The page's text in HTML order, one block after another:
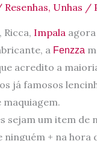
Resenhas, Unhas /
Ricca, Impala
a Fenzza
acredito a
já famosos
sejam um item de
ninguém + na hora